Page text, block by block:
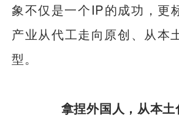
象不仅是一个IP的成功，更
产业从代工走向原创、从本
型。
拿捏外国人，从本